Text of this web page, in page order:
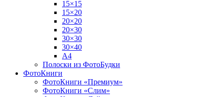
15×15
15×20
20×20
20×30
30×30
30×40
A4
Полоски из ФотоБудки
ФотоКниги
ФотоКниги «Премиум»
ФотоКниги «Слим»